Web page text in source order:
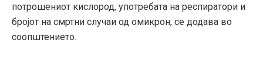
потрошениот кислород, употребата на респиратори и
бројот на смртни случаи од омикрон, се додава во
соопштението.